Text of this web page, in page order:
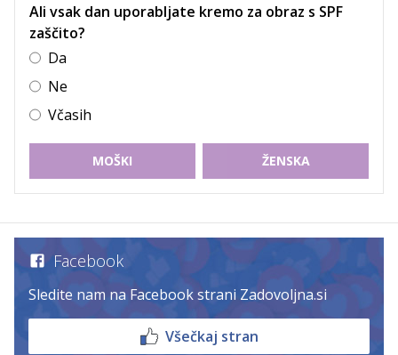
Ali vsak dan uporabljate kremo za obraz s SPF
zaščito?
Da
Ne
Včasih
MOŠKI ŽENSKA
Facebook
Sledite nam na Facebook strani Zadovoljna.si
Všečkaj stran